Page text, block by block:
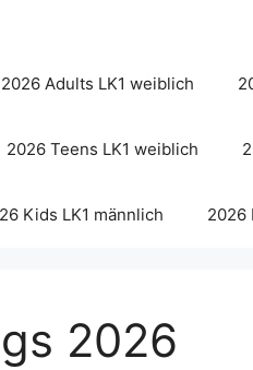
2026 Adults LK1 weiblich
2026 Teens LK1 weiblich
Kids LK1 männlich 2026
2026